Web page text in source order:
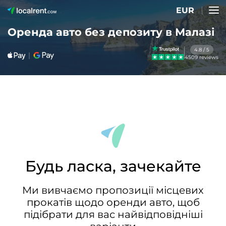
EUR
Оренда авто без депозиту в Малазі
4.8 / 5
4509 reviews
Будь ласка, зачекайте
Ми вивчаємо пропозиції місцевих
прокатів щодо оренди авто, щоб
підібрати для вас найвідповідніші